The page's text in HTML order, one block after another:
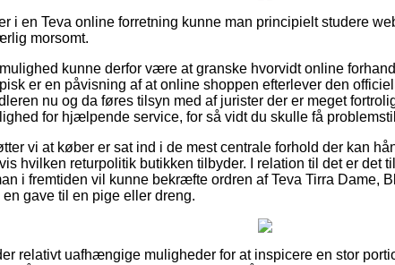
i en Teva online forretning kunne man principielt studere
morsomt.
kunne derfor være at granske hvorvidt online
er en påvisning af at online shoppen efterlever den
nu og da føres tilsyn med af jurister der er meget
for hjælpende service, for så vidt du skulle få
vi at køber er sat ind i de mest centrale forhold der kan
hvilken returpolitik butikken tilbyder. I relation til det er det
i fremtiden vil kunne bekræfte ordren af Teva Tirra Dame,
gave til en pige eller dreng.
relativt uafhængige muligheder for at inspicere en stor